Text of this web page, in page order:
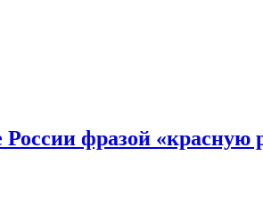
России фразой